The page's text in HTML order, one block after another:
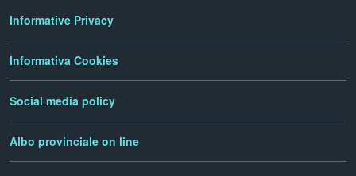
Informative Privacy
Informativa Cookies
Social media policy
Albo provinciale on line